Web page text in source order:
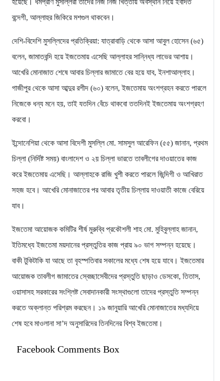
হয়েছে। ধর্মপ্রাণ মুসল্লিরা তাদের নিজ নিজ খিত্তায় অবস্থান নিয়ে ইবাদত
বন্দেগী, আল্লাহুর জিকিরে মশগুল থাকবেন।
দেশি-বিদেশি মুসল্লিদের প্রতিক্রিয়া: যাত্রাবাড়ি থেকে আসা আবুল হোসেন (৬৫)
বলেন, জামাতবন্দি হয়ে ইজতেমায় এসেছি আল্লাহর সান্নিধ্য লাভের আশায়।
আখেরি মোনাজাত শেষে আবার চিল্লার জামাতে বের হয়ে যাব, ইনশাআল্লাহ।
গাজীপুর থেকে আসা আব্দুর রশীদ (৬০) বলেন, ইজতেমায় অংশগ্রহন করতে পারলে
নিজেকে ধন্য মনে হয়, তাই যতদিন বেঁচে থাকবো ততদিনই ইজতেমায় অংশগ্রহণ
করবো।
ইন্দোনেশিয়া থেকে আসা বিদেশী মুসল্লি মো. সামসুল আরেফিন (৫৫) জানান, প্রথম
চিল্লা (নির্দিষ্ট সময়) বাংলাদেশ ও ২য় চিল্লা ভারতে তাবলীগের দাওয়াতের কাজ
করে ইজতেমায় এসেছি। আল্লাহকে রাজি খুশী করতে পারলে জিন্দিগী ও আখিরাত
সহজ হবে। আখেরি মোনাজাতের পর আবার তৃতীয় চিল্লায় দাওয়াতী কাজে বেরিয়ে
যাব।
ইজতেমা আয়োজক কমিটির শীর্ষ মুরুব্বি প্রকৌশলী শাহ মো. মুহিবুল্লাহ জানান,
ইতিমধ্যে ইজতেমা ময়দানের প্রস্তুতির কাজ প্রায় ৯০ ভাগ সম্পন্ন হয়েছে।
বাকী টুকিটাকি যা আছে তা বৃহস্পতিবার সকালের মধ্যে শেষ হয়ে যাবে। ইজতেমার
আয়োজক তাবলীগ জামাতের স্বেচ্ছাসেবীদের প্রস্তুতি ছাড়াও ডেসকো, তিতাস,
ওয়াসাসহ সরকারের সংশ্লিষ্ট সেবাদানকারী সংস্থাগুলো তাদের প্রস্তুতি সম্পন্ন
করতে অক্লান্ত পরিশ্রম করছেন। ১৯ জানুয়ারি আখেরি মোনাজাতের মধ্যদিয়ে
শেষ হবে মাওলানা সা’দ অনুসারিদের তিনদিনের বিশ্ব ইজতেমা।
Facebook Comments Box